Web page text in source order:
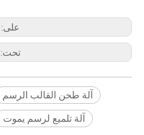
على:
تحت:
آلة طحن القالب الرسم
آلة تلميع لرسم يموت